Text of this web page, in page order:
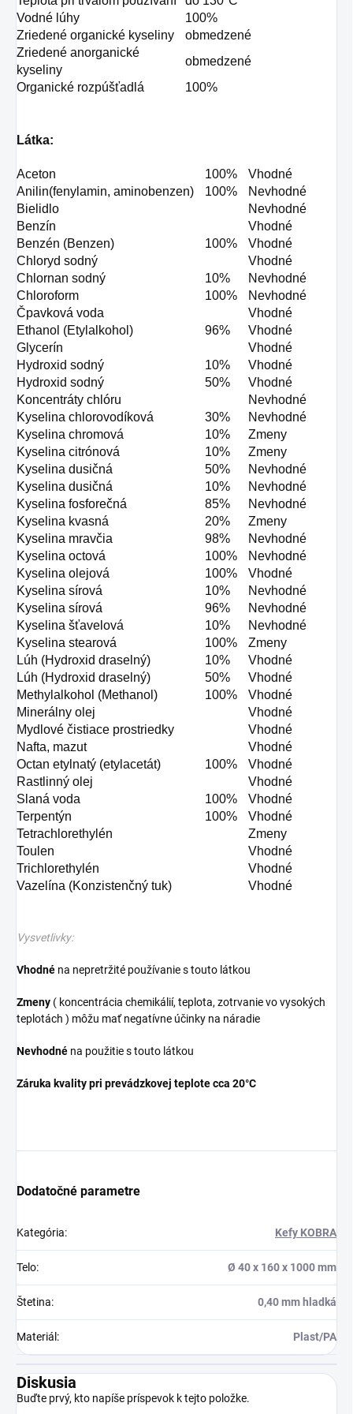
Vodné lúhy
100%
Zriedené organické kyseliny
obmedzené
Zriedené anorganické
kyseliny
obmedzené
Organické rozpúšťadlá
100%
Látka:
Aceton 100%
Vhodné
Anilin(fenylamin, aminobenzen)
100%
Nevhodné
Bielidlo
Nevhodné
Benzín
Vhodné
Benzén (Benzen)
100%
Vhodné
Chloryd sodný
Vhodné
Chlornan sodný
10%
Nevhodné
Chloroform
100%
Nevhodné
Čpavková voda
Vhodné
Ethanol (Etylalkohol)
96%
Vhodné
Glycerín
Vhodné
Hydroxid sodný
10%
Vhodné
Hydroxid sodný
50%
Vhodné
Koncentráty chlóru
Nevhodné
Kyselina chlorovodíková
30%
Nevhodné
Kyselina chromová
10%
Zmeny
Kyselina citrónová
10%
Zmeny
Kyselina dusičná
50%
Nevhodné
Kyselina dusičná
10%
Nevhodné
Kyselina fosforečná
85%
Nevhodné
Kyselina kvasná
20%
Zmeny
Kyselina mravčia
98%
Nevhodné
Kyselina octová
100%
Nevhodné
Kyselina olejová
100%
Vhodné
Kyselina sírová
10%
Nevhodné
Kyselina sírová
96%
Nevhodné
Kyselina šťavelová
10%
Nevhodné
Kyselina stearová
100%
Zmeny
Lúh (Hydroxid draselný)
10%
Vhodné
Lúh (Hydroxid draselný)
50%
Vhodné
Methylalkohol (Methanol)
100%
Vhodné
Minerálny olej
Vhodné
Mydlové čistiace prostriedky
Vhodné
Nafta, mazut
Vhodné
Octan etylnatý (etylacetát)
100%
Vhodné
Rastlinný olej
Vhodné
Slaná voda
100%
Vhodné
Terpentýn
100%
Vhodné
Tetrachlorethylén
Zmeny
Toulen
Vhodné
Trichlorethylén
Vhodné
Vazelína (Konzistenčný tuk)
Vhodné
Vysvetlivky:
Vhodné na nepretržité používanie s touto látkou
Zmeny ( koncentrácia chemikálií, teplota, zotrvanie vo vysokých
teplotách ) môžu mať negatívne účinky na náradie
Nevhodné na použitie s touto látkou
Záruka kvality pri prevádzkovej teplote cca 20°C
Dodatočné parametre
Kategória: Kefy KOBRA
Telo: Ø 40 x 160 x 1000 mm
Štetina: 0,40 mm hladká
Materiál : Plast/PA
Diskusia
Buďte prvý, kto napíše príspevok k tejto položke.